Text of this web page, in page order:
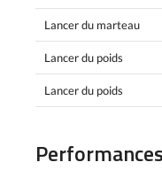
Lancer du marteau
Lancer du poids
Lancer du poids